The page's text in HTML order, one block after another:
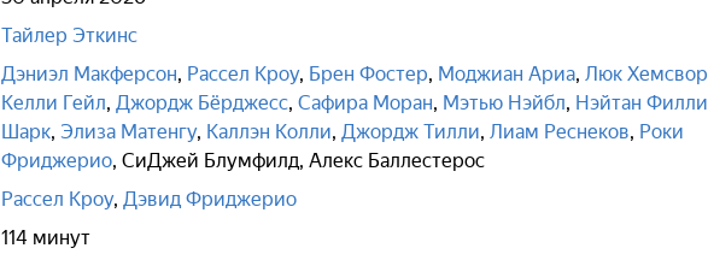
Тайлер Эткинс
Дэниэл Макферсон, Рассел Кроу, Брен Фостер, Моджиан Ариа, Люк
Келли Гейл, Джордж Бёрджесс, Сафира Моран, Мэтью Нэйбл, Нэйтан
Шарк, Элиза Матенгу, Каллэн Колли, Джордж Тилли, Лиам Реснеков, Роки
Фриджерио, СиДжей Блумфилд, Алекс Баллестерос
Рассел Кроу, Дэвид Фриджерио
114 минут